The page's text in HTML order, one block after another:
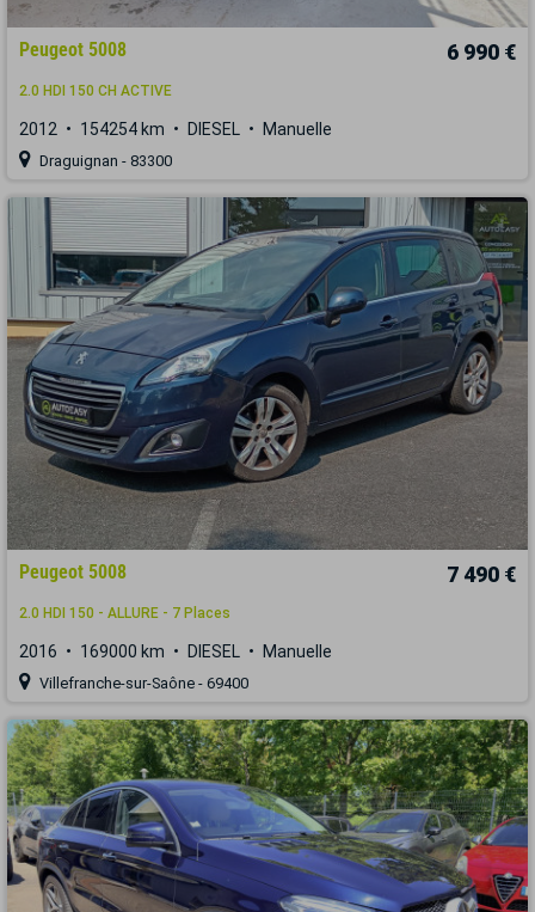
Peugeot 5008 6 990 €
2.0 HDI 150 CH ACTIVE
2012 154254 km DIESEL Manuelle
Draguignan - 83300
Peugeot 5008 7 490 €
2.0 HDI 150 - ALLURE - 7 Places
2016 169000 km DIESEL Manuelle
Villefranche-sur-Saône - 69400